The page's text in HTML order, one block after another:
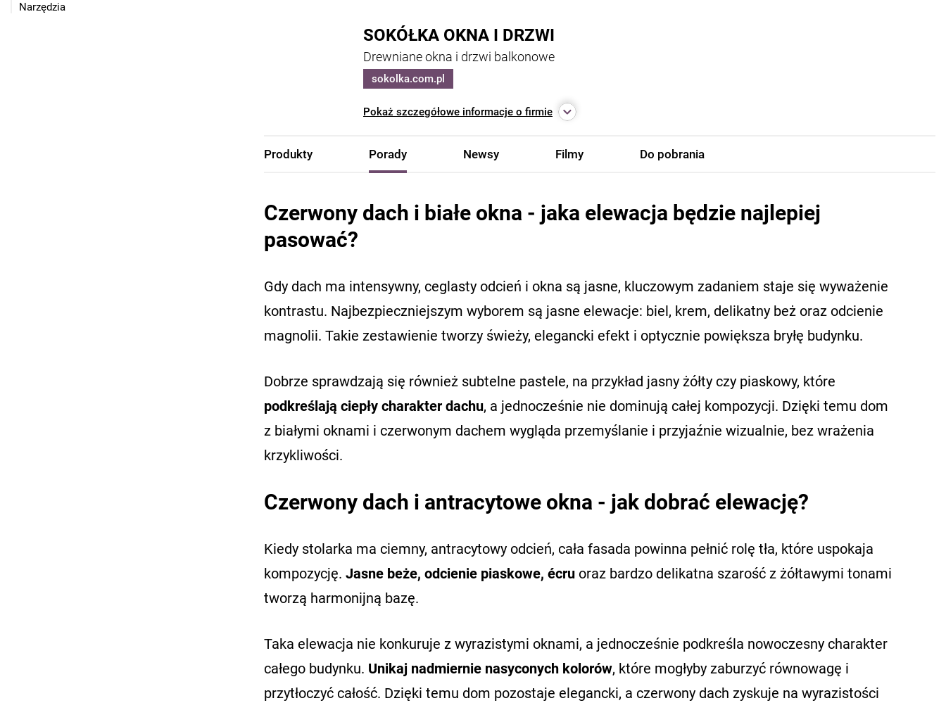
Narzędzia
SOKÓŁKA OKNA I DRZWI
Drewniane okna i drzwi balkonowe
sokolka.com.pl
Pokaż szczegółowe informacje o firmie
Produkty Porady Newsy Filmy Do pobrania
Czerwony dach i białe okna - jaka elewacja będzie najlepiej
pasować?
Gdy dach ma intensywny, ceglasty odcień i okna są jasne, kluczowym zadaniem staje się wyważenie
kontrastu. Najbezpieczniejszym wyborem są jasne elewacje: biel, krem, delikatny beż oraz odcienie
magnolii. Takie zestawienie tworzy świeży, elegancki efekt i optycznie powiększa bryłę budynku.
Dobrze sprawdzają się również subtelne pastele, na przykład jasny żółty czy piaskowy, które
podkreślają ciepły charakter dachu, a jednocześnie nie dominują całej kompozycji. Dzięki temu dom
z białymi oknami i czerwonym dachem wygląda przemyślanie i przyjaźnie wizualnie, bez wrażenia
krzykliwości.
Czerwony dach i antracytowe okna - jak dobrać elewację?
Kiedy stolarka ma ciemny, antracytowy odcień, cała fasada powinna pełnić rolę tła, które uspokaja
kompozycję. Jasne beże, odcienie piaskowe, écru oraz bardzo delikatna szarość z żółtawymi tonami
tworzą harmonijną bazę.
Taka elewacja nie konkuruje z wyrazistymi oknami, a jednocześnie podkreśla nowoczesny charakter
całego budynku. Unikaj nadmiernie nasyconych kolorów, które mogłyby zaburzyć równowagę i
przytłoczyć całość. Dzięki temu dom pozostaje elegancki, a czerwony dach zyskuje na wyrazistości